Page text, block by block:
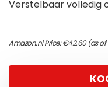
Verstelbaar volledig
Amazon.nl Price:€42.60(as of